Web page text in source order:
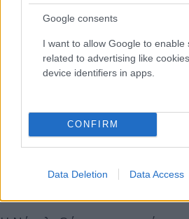
Google consents
I want to allow Google to enable
related to advertising like
device identifiers in apps.
CONFIRM
Data Deletion Data Access
χρόνια παντρεμένοι. Πρέπει
αυτό είναι που κρατάει μια
πολύ καλά».